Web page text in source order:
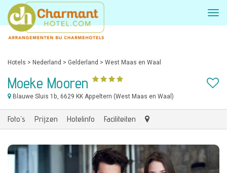
Hotels > Nederland > Gelderland > West Maas en Waal
Moeke Mooren
Blauwe Sluis 1b, 6629 KK Appeltern (West Maas en Waal)
Foto's Prijzen Hotelinfo Faciliteiten